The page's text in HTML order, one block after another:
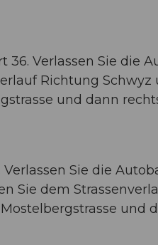
36. Verlassen Sie die
Richtung
und dann
Sie die
Sie dem
und